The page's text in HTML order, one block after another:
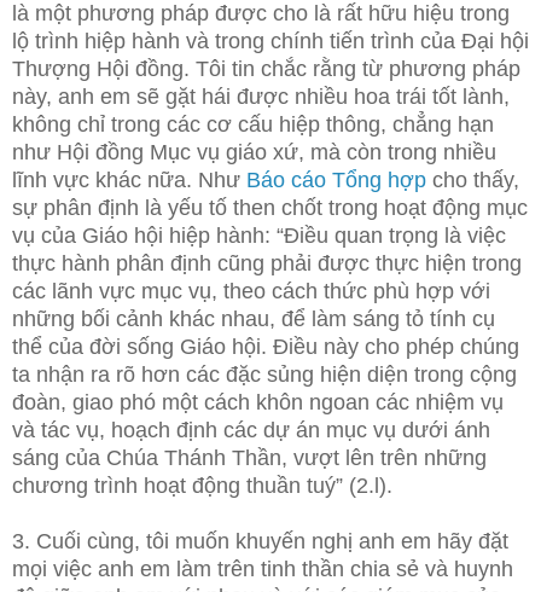
là một phương pháp được cho là rất hữu hiệu trong
lộ trình hiệp hành và trong chính tiến trình của Đại hội
Thượng Hội đồng. Tôi tin chắc rằng từ phương pháp
này, anh em sẽ gặt hái được nhiều hoa trái tốt lành,
không chỉ trong các cơ cấu hiệp thông, chẳng hạn
như Hội đồng Mục vụ giáo xứ, mà còn trong nhiều
lĩnh vực khác nữa. Như Báo cáo Tổng hợp cho thấy,
sự phân định là yếu tố then chốt trong hoạt động mục
vụ của Giáo hội hiệp hành: “Điều quan trọng là việc
thực hành phân định cũng phải được thực hiện trong
các lãnh vực mục vụ, theo cách thức phù hợp với
những bối cảnh khác nhau, để làm sáng tỏ tính cụ
thể của đời sống Giáo hội. Điều này cho phép chúng
ta nhận ra rõ hơn các đặc sủng hiện diện trong cộng
đoàn, giao phó một cách khôn ngoan các nhiệm vụ
và tác vụ, hoạch định các dự án mục vụ dưới ánh
sáng của Chúa Thánh Thần, vượt lên trên những
chương trình hoạt động thuần tuý” (2.l).
3. Cuối cùng, tôi muốn khuyến nghị anh em hãy đặt
mọi việc anh em làm trên tinh thần chia sẻ và huynh